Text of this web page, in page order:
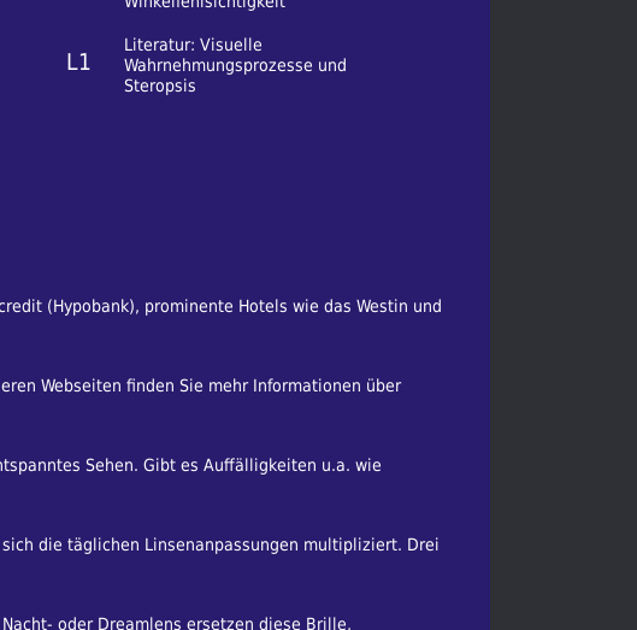
L1
Literatur: Visuelle
Wahrnehmungsprozesse und
Steropsis
(Hypobank), prominente Hotels wie das Westin und
Webseiten finden Sie mehr Informationen über
Sehen. Gibt es Auffälligkeiten u.a. wie
die täglichen Linsenanpassungen multipliziert. Drei
oder Dreamlens ersetzen diese Brille,